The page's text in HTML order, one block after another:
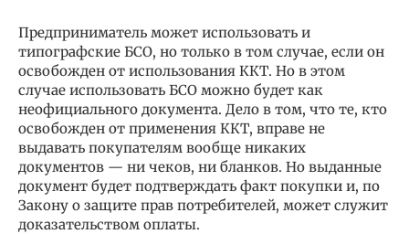
Предприниматель может использовать и
типографские БСО, но только в том случае, если он
освобожден от использования ККТ. Но в этом
случае использовать БСО можно будет как
неофициального документа. Дело в том, что те, кто
освобожден от применения ККТ, вправе не
выдавать покупателям вообще никаких
документов — ни чеков, ни бланков. Но выданные
документ будет подтверждать факт покупки и, по
Закону о защите прав потребителей, может служит
доказательством оплаты.